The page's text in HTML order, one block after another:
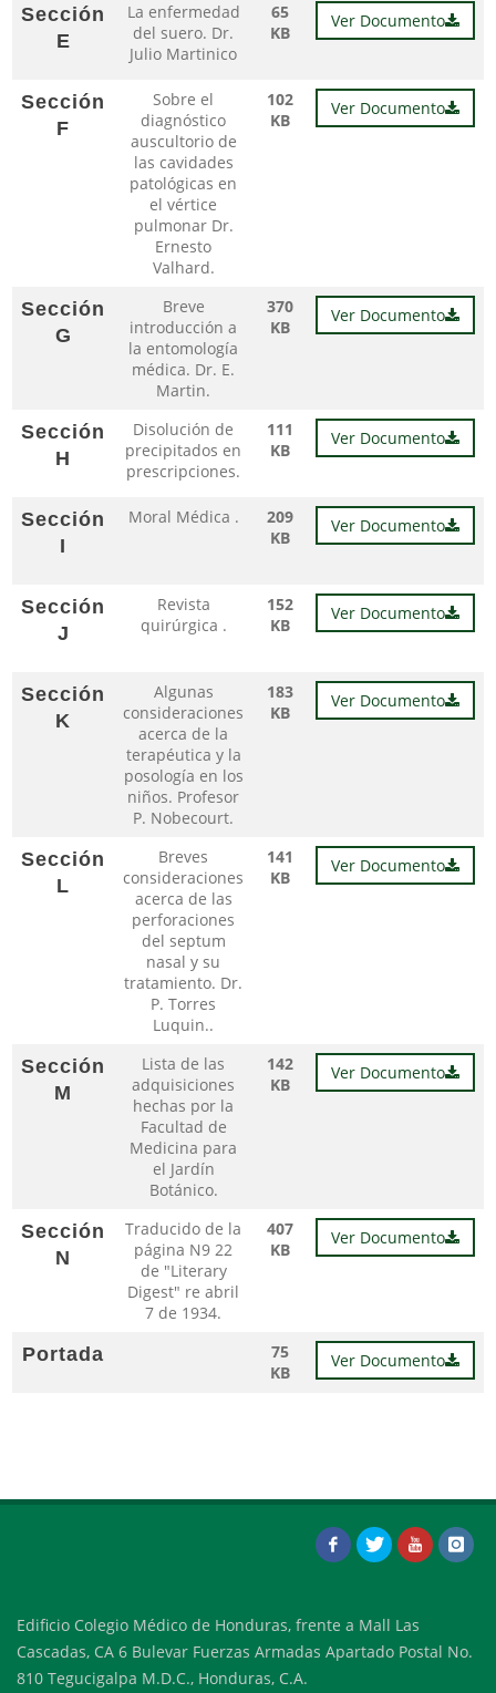
Sección
E
La enfermedad
del suero. Dr.
Julio Martinico
65
KB
Ver Documento
Sección
F
Sobre el
diagnóstico
auscultorio de
las cavidades
patológicas en
el vértice
pulmonar Dr.
Ernesto
Valhard.
102
KB
Ver Documento
Sección
G
Breve
introducción a
la entomología
médica. Dr. E.
Martin.
370
KB
Ver Documento
Sección
H
Disolución de
precipitados en
prescripciones.
111
KB
Ver Documento
Sección
I
Moral Médica .
209
KB
Ver Documento
Sección
J
Revista
quirúrgica .
152
KB
Ver Documento
Sección
K
Algunas
consideraciones
acerca de la
terapéutica y la
posología en los
niños. Profesor
P. Nobecourt.
183
KB
Ver Documento
Sección
L
Breves
consideraciones
acerca de las
perforaciones
del septum
nasal y su
tratamiento. Dr.
P. Torres
Luquin..
141
KB
Ver Documento
Sección
M
Lista de las
adquisiciones
hechas por la
Facultad de
Medicina para
el Jardín
Botánico.
142
KB
Ver Documento
Sección
N
Traducido de la
página N9 22
de "Literary
Digest" re abril
7 de 1934.
407
KB
Ver Documento
Portada
75
KB
Ver Documento
Edificio Colegio Médico de Honduras, frente a Mall Las
Cascadas, CA 6 Bulevar Fuerzas Armadas Apartado Postal No.
810 Tegucigalpa M.D.C., Honduras, C.A.